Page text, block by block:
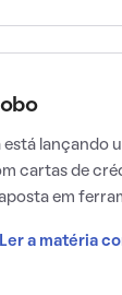
está lançando
cartas de
em
Ler a matéria